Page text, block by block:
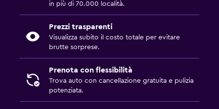
in più di 70.000 località.
Prezzi trasparenti
Visualizza subito il costo totale per evitare
brutte sorprese.
Prenota con flessibilità
Trova auto con cancellazione gratuita e pulizia
potenziata.